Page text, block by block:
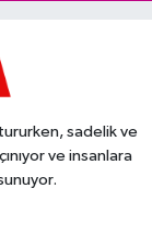
sadelik ve
ve insanlara